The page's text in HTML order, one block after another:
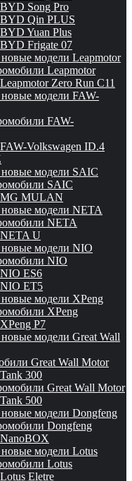
Song Pro
Qin PLUS
Yuan Plus
Frigate 07
модели Leapmotor
Leapmotor
Zero Run C11
новые модели FAW-
FAW-
Volkswagen ID.4
новые модели SAIC
SAIC
MULAN
новые модели NETA
NETA
U
новые модели NIO
NIO
ES6
ET5
новые модели XPeng
XPeng
P7
модели Great Wall
Great Wall Motor
300
Great Wall Motor
500
новые модели Dongfeng
Dongfeng
новые модели Lotus
Lotus
Eletre